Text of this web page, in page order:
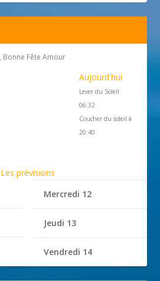
Bonne Fête Amour
Aujourd'hui
Lever du Soleil
06:32
Coucher du soleil à
20:40
Les prévisions
Mercredi 12
Jeudi 13
Vendredi 14